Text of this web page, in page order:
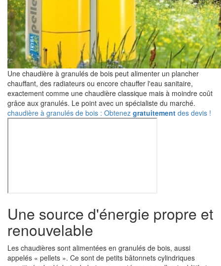
Une chaudière à granulés de bois peut alimenter un plancher
chauffant, des radiateurs ou encore chauffer l'eau sanitaire,
exactement comme une chaudière classique mais à moindre coût
grâce aux granulés. Le point avec un spécialiste du marché.
chaudière à granulés de bois : Obtenez gratuitement des devis !
Une source d'énergie propre et
renouvelable
Les chaudières sont alimentées en granulés de bois, aussi
appelés « pellets ». Ce sont de petits bâtonnets cylindriques